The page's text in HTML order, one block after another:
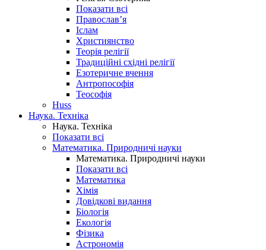
Показати всі
Православ’я
Іслам
Християнство
Теорія релігії
Традиційні східні релігії
Езотеричне вчення
Антропософія
Теософія
Huss
Наука. Техніка
Наука. Техніка
Показати всі
Математика. Природничі науки
Математика. Природничі науки
Показати всі
Математика
Хімія
Довідкові видання
Біологія
Екологія
Фізика
Астрономія